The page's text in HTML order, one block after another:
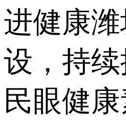
进健康
设，持
民眼健康